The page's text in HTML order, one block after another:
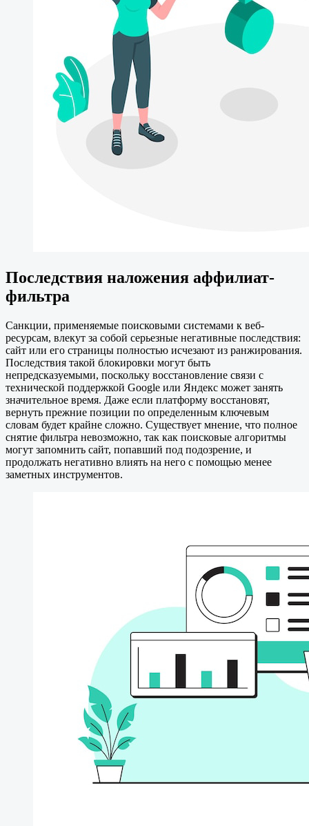
Последствия наложения аффилиат-
фильтра
Санкции, применяемые поисковыми системами к веб-
ресурсам, влекут за собой серьезные негативные последствия:
сайт или его страницы полностью исчезают из ранжирования.
Последствия такой блокировки могут быть
непредсказуемыми, поскольку восстановление связи с
технической поддержкой Google или Яндекс может занять
значительное время. Даже если платформу восстановят,
вернуть прежние позиции по определенным ключевым
словам будет крайне сложно. Существует мнение, что полное
снятие фильтра невозможно, так как поисковые алгоритмы
могут запомнить сайт, попавший под подозрение, и
продолжать негативно влиять на него с помощью менее
заметных инструментов.